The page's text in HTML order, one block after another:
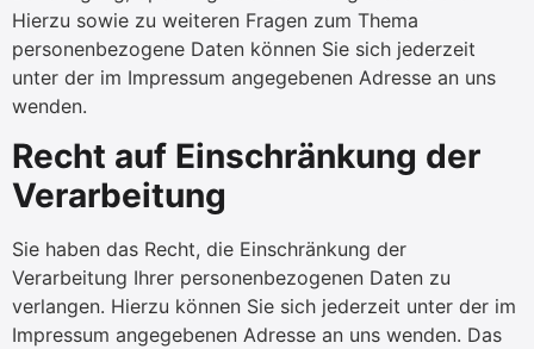
Hierzu sowie zu weiteren Fragen zum Thema
personenbezogene Daten können Sie sich jederzeit
unter der im Impressum angegebenen Adresse an uns
wenden.
Recht auf Einschränkung der
Verarbeitung
Sie haben das Recht, die Einschränkung der
Verarbeitung Ihrer personenbezogenen Daten zu
verlangen. Hierzu können Sie sich jederzeit unter der im
Impressum angegebenen Adresse an uns wenden. Das